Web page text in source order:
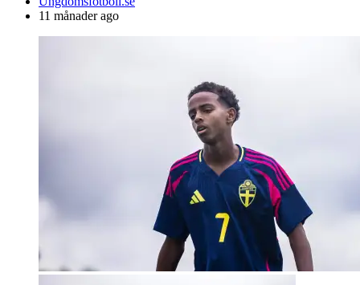
by
11 månader ago